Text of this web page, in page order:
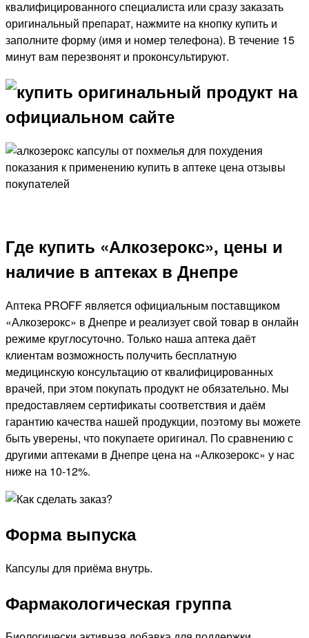
квалифицированного специалиста или сразу заказать
оригинальный препарат, нажмите на кнопку купить и
заполните форму (имя и номер телефона). В течение 15
минут вам перезвонят и проконсультируют.
Где купить «Алкозерокс», цены и
наличие в аптеках в Днепре
Аптека PROFF является официальным поставщиком
«Алкозерокс» в Днепре и реализует свой товар в онлайн
режиме круглосуточно. Только наша аптека даёт
клиентам возможность получить бесплатную
медицинскую консультацию от квалифицированных
врачей, при этом покупать продукт не обязательно. Мы
предоставляем сертификаты соответствия и даём
гарантию качества нашей продукции, поэтому вы можете
быть уверены, что покупаете оригинал. По сравнению с
другими аптеками в Днепре цена на «Алкозерокс» у нас
ниже на 10-12%.
Форма выпуска
Капсулы для приёма внутрь.
Фармакологическая группа